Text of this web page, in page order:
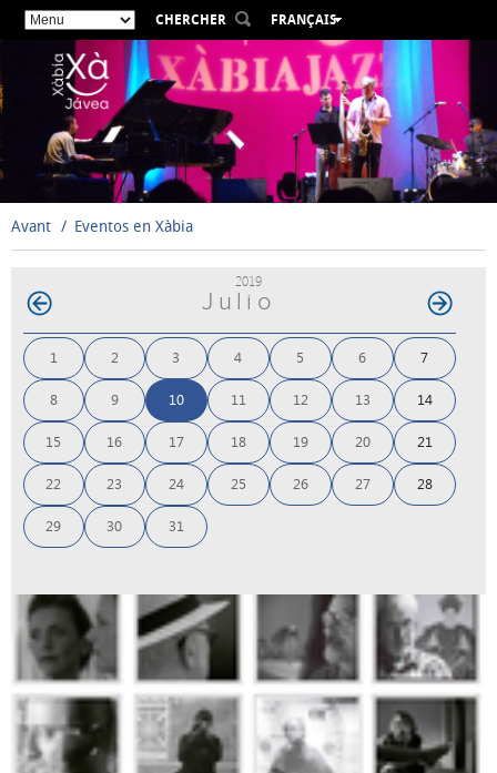
CHERCHER
FRANÇAIS
ESPAÑOL
VALENCIÀ
ENGLISH
DEUTSCH
РУССКИЙ
Avant Eventos en Xàbia
2019
Julio
1 2 3 4 5 6 7
8 9 10 11 12 13 14
15 16 17 18 19 20 21
22 23 24 25 26 27 28
29 30 31